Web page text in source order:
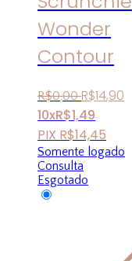
Wonder
Contour
R$0,00 R$14,90
10xR$1,49
PIX R$14,45
Somente logado
Consulta
Esgotado